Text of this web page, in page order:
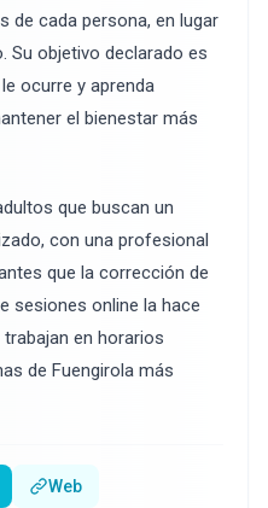
de cada persona, en lugar
Su objetivo declarado es
ocurre y aprenda
el bienestar más
que buscan un
con una profesional
que la corrección de
sesiones online la hace
en horarios
de Fuengirola más
Web